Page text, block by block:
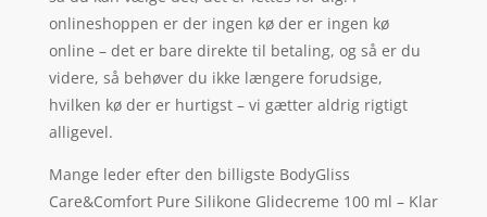
onlineshoppen er der ingen kø der er ingen kø
online – det er bare direkte til betaling, og så er du
videre, så behøver du ikke længere forudsige,
hvilken kø der er hurtigst – vi gætter aldrig rigtigt
alligevel.
Mange leder efter den billigste BodyGliss
Care&Comfort Pure Silikone Glidecreme 100 ml – Klar